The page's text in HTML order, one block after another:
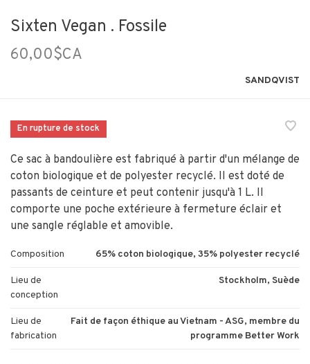
Sixten Vegan . Fossile
60,00$CA
SANDQVIST
En rupture de stock
Ce sac à bandoulière est fabriqué à partir d'un mélange de
coton biologique et de polyester recyclé. Il est doté de
passants de ceinture et peut contenir jusqu'à 1 L. Il
comporte une poche extérieure à fermeture éclair et
une sangle réglable et amovible.
Composition 65% coton biologique, 35% polyester recyclé
Lieu de
conception
Stockholm, Suède
Lieu de
fabrication
Fait de façon éthique au Vietnam - ASG, membre du
programme Better Work